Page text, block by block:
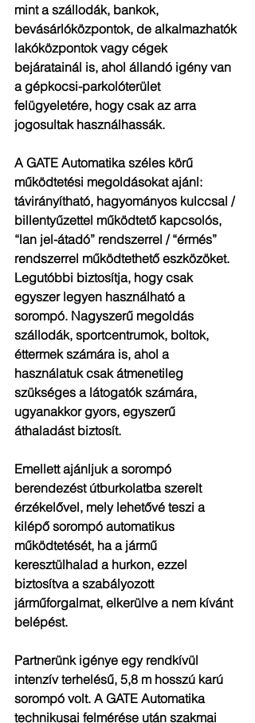
mint a szállodák, bankok,
bevásárlóközpontok, de alkalmazhatók
lakóközpontok vagy cégek
bejáratainál is, ahol állandó igény van
a gépkocsi-parkolóterület
felügyeletére, hogy csak az arra
jogosultak használhassák.
A GATE Automatika széles körű
működtetési megoldásokat ajánl:
távirányítható, hagyományos kulccsal /
billentyűzettel működtető kapcsolós,
“lan jel-átadó” rendszerrel / “érmés”
rendszerrel működtethető eszközöket.
Legutóbbi biztosítja, hogy csak
egyszer legyen használható a
sorompó. Nagyszerű megoldás
szállodák, sportcentrumok, boltok,
éttermek számára is, ahol a
használatuk csak átmenetileg
szükséges a látogatók számára,
ugyanakkor gyors, egyszerű
áthaladást biztosít.
Emellett ajánljuk a sorompó
berendezést útburkolatba szerelt
érzékelővel, mely lehetővé teszi a
kilépő sorompó automatikus
működtetését, ha a jármű
keresztülhalad a hurkon, ezzel
biztosítva a szabályozott
járműforgalmat, elkerülve a nem kívánt
belépést.
Partnerünk igénye egy rendkívül
intenzív terhelésű, 5,8 m hosszú karú
sorompó volt. A GATE Automatika
technikusai felmérése után szakmai